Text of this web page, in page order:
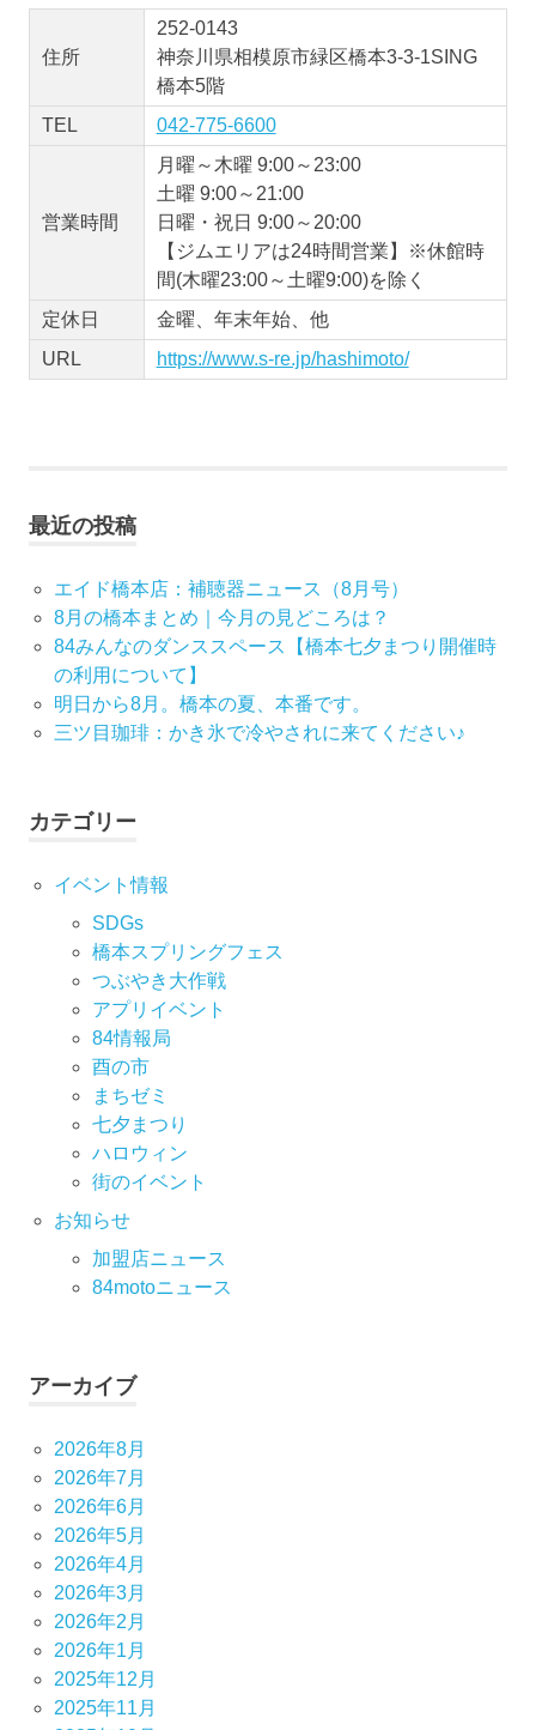
住所
252-0143
神奈川県相模原市緑区橋本3-3-1SING
橋本5階
TEL
042-775-6600
営業時間
月曜～木曜 9:00～23:00
土曜 9:00～21:00
日曜・祝日 9:00～20:00
【ジムエリアは24時間営業】※休館時
間(木曜23:00～土曜9:00)を除く
定休日
金曜、年末年始、他
URL
https://www.s-re.jp/hashimoto/
最近の投稿
エイド橋本店：補聴器ニュース（8月号）
8月の橋本まとめ｜今月の見どころは？
84みんなのダンススペース【橋本七夕まつり開催時
の利用について】
明日から8月。橋本の夏、本番です。
三ツ目珈琲：かき氷で冷やされに来てください♪
カテゴリー
イベント情報
SDGs
橋本スプリングフェス
つぶやき大作戦
アプリイベント
84情報局
酉の市
まちゼミ
七⼣まつり
ハロウィン
街のイベント
お知らせ
加盟店ニュース
84motoニュース
アーカイブ
2026年8月
2026年7月
2026年6月
2026年5月
2026年4月
2026年3月
2026年2月
2026年1月
2025年12月
2025年11月